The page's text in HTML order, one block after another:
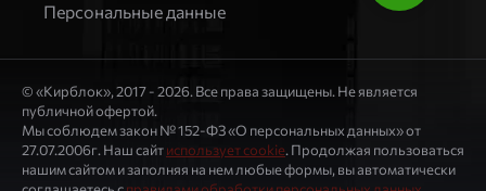
Персональные данные
© «Кирблок», 2017 - 2026. Все права защищены. Не является
публичной офертой.
Мы соблюдем закон № 152-ФЗ «О персональных данных» от
27.07.2006г. Наш сайтиспользует cookie. Продолжая пользоваться
нашим сайтом и заполняя на нем любые формы, вы автоматически